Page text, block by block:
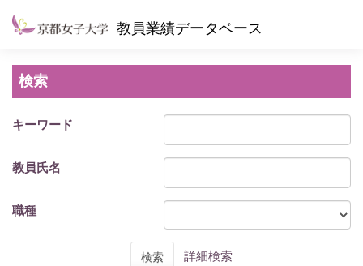
教員業績データベース
検索
キーワード
教員氏名
職種
検索
詳細検索